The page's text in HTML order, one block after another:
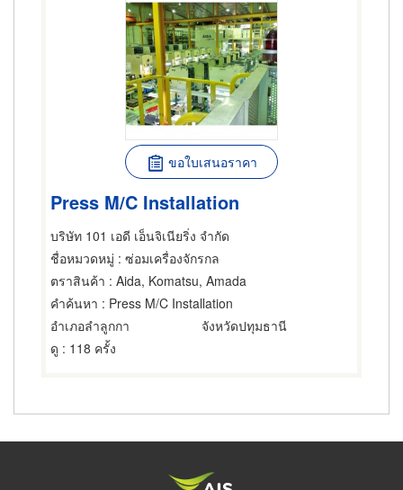
ขอใบเสนอราคา
Press M/C Installation
บริษัท 101 เอดี เอ็นจิเนียริ่ง จำกัด
ชื่อหมวดหมู่ : ซ่อมเครื่องจักรกล
ตราสินค้า : Aida, Komatsu, Amada
คำค้นหา : Press M/C Installation
อำเภอลำลูกกา
จังหวัดปทุมธานี
ดู : 118 ครั้ง